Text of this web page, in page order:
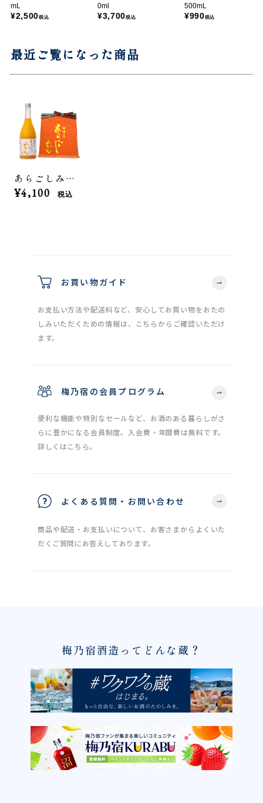
mL
¥2,500税込
0ml
¥3,700税込
500mL
¥990税込
最近ご覧になった商品
あらごしみかん 720mL＋前掛けセット
¥4,100 税込
お買い物ガイド
お支払い方法や配送料など、安心してお買い物をおたの
しみいただくための情報は、こちらからご確認いただけ
ます。
梅乃宿の会員プログラム
便利な機能や特別なセールなど、お酒のある暮らしがさ
らに豊かになる会員制度。入会費・年間費は無料です。
詳しくはこちら。
よくある質問・お問い合わせ
商品や配送・お支払いについて、お客さまからよくいた
だくご質問にお答えしております。
梅乃宿酒造ってどんな蔵？